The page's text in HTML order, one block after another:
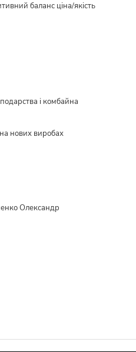
баланс ціна/якість
і комбайна
нових виробах
Олександр